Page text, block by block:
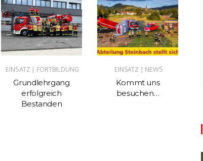
EINSATZ | FORTBILDUNG
Grundlehrgang
erfolgreich
Bestanden
EINSATZ | NEWS
Kommt uns
besuchen…